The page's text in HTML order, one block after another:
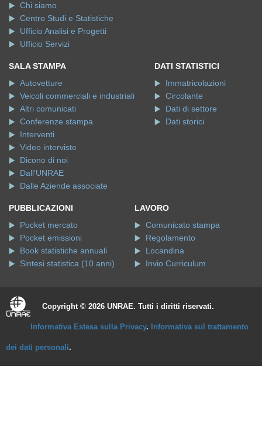
Chi siamo
Centro Studi e Statistiche
Ufficio Analisi e Progetti
Ufficio Servizi
SALA STAMPA
Autovetture
Veicoli commerciali e industriali
Altri comunicati
Conferenze stampa
Interventi
Video interviste
Dicono di noi
Dall'UNRAE
Dalle Aziende associate
DATI STATISTICI
Immatricolazioni
Circolante
Dati di settore
Dati storici
PUBBLICAZIONI
Pocket mercato
Pocket emissioni
Book statistiche annuali
Sintesi statistica (10 anni)
LAVORO
Comunicato stampa
Regolamento
Locandina
Invio Curriculum
Copyright © 2026 UNRAE. Tutti i diritti riservati.
Informativa Estesa sulla Privacy. Informativa sul trattamento
dei dati personali.